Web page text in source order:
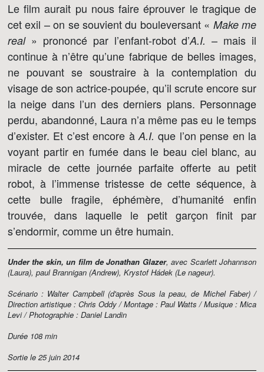
Le film aurait pu nous faire éprouver le tragique de
cet exil – on se souvient du bouleversant « Make me
real» prononcé par l’enfant-robot d’A.I. – mais il
continue à n’être qu’une fabrique de belles images,
ne pouvant se soustraire à la contemplation du
visage de son actrice-poupée, qu’il scrute encore sur
la neige dans l’un des derniers plans. Personnage
perdu, abandonné, Laura n’a même pas eu le temps
d’exister. Et c’est encore à A.I. que l’on pense en la
voyant partir en fumée dans le beau ciel blanc, au
miracle de cette journée parfaite offerte au petit
robot, à l’immense tristesse de cette séquence, à
cette bulle fragile, éphémère, d’humanité enfin
trouvée, dans laquelle le petit garçon finit par
s’endormir, comme un être humain.
Under the skin, un film de Jonathan Glazer, avec Scarlett Johannson
(Laura), paul Brannigan (Andrew), Krystof Hádek (Le nageur).
Scénario : Walter Campbell (d'après Sous la peau, de Michel Faber) /
Direction artistique : Chris Oddy / Montage : Paul Watts / Musique : Mica
Levi / Photographie : Daniel Landin
Durée 108 min
Sortie le 25 juin 2014